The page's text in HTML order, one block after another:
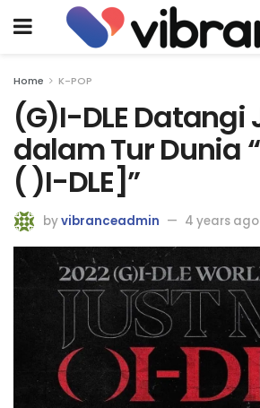
Home K-POP
(G)I-DLE
dalam Tur Dunia
( )I-DLE]”
byvibranceadmin 4 years ago